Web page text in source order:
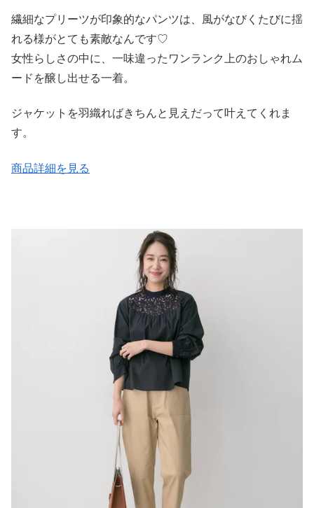
繊細なプリーツが印象的なパンツは、風がなびくたびに揺
れる様がとても素敵なんです♡
女性らしさの中に、一味違ったワンランク上のおしゃれム
ードを醸し出せる一着。
ジャケットを羽織ればきちんと見えだって叶えてくれま
す。
商品詳細を見る